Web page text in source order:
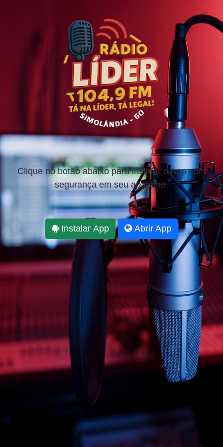
Clique no botão abaixo para instalar o App com
segurança em seu aparelho.
Instalar App Abrir App